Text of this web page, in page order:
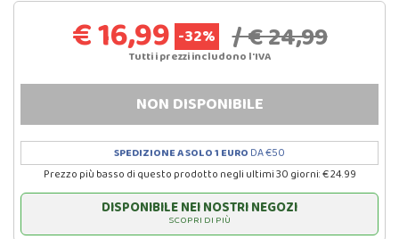
€ 16,99 -32% / € 24,99
Tutti i prezzi includono l'IVA
NON DISPONIBILE
SPEDIZIONE A SOLO 1 EURO DA €50
Prezzo più basso di questo prodotto negli ultimi 30 giorni: € 24.99
DISPONIBILE NEI NOSTRI NEGOZI
SCOPRI DI PIÙ